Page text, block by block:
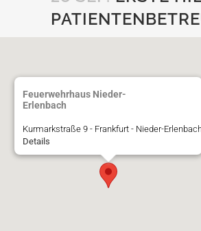
Feuerwehrhaus Nieder-
Erlenbach
Kurmarkstraße 9 - Frankfurt - Nieder-
Details